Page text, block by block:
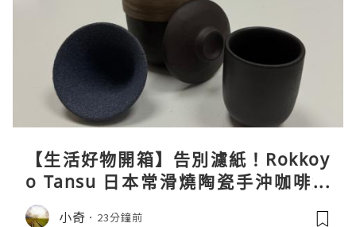
【生活好物開箱】告別濾紙！Rokkoy
o Tansu 日本常滑燒陶瓷手沖咖啡組
親身試用＆真實評價
小奇 23分鐘前